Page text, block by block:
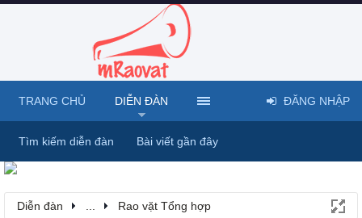
Diễn đàn Rao vặt Tổng hợp
TRANG CHỦ DIỄN ĐÀN
Tìm kiếm diễn đàn Bài viết gần đây
ĐĂNG NHẬP